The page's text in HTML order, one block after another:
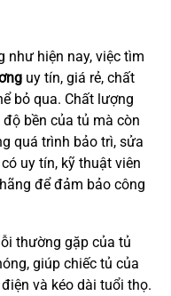
như hiện nay, việc tìm
uy tín, giá rẻ, chất
bỏ qua. Chất lượng
bền của tủ mà còn
quá trình bảo trì, sửa
uy tín, kỹ thuật viên
để đảm bảo công
thường gặp của tủ
giúp chiếc tủ của
và kéo dài tuổi thọ.